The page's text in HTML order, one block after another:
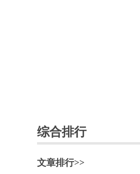
212
F
综合排行
文章排行>>